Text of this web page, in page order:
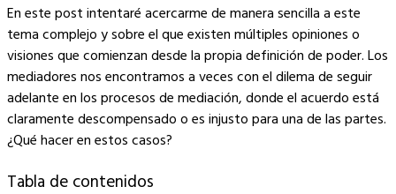
En este post intentaré acercarme de manera sencilla a este
tema complejo y sobre el que existen múltiples opiniones o
visiones que comienzan desde la propia definición de poder. Los
mediadores nos encontramos a veces con el dilema de seguir
adelante en los procesos de mediación, donde el acuerdo está
claramente descompensado o es injusto para una de las partes.
¿Qué hacer en estos casos?
Tabla de contenidos